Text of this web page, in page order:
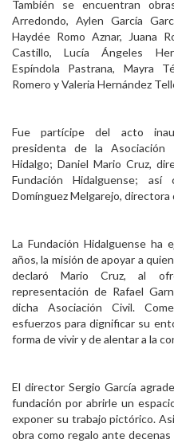
También se encuentran
Arredondo, Aylen García
Haydée Romo Aznar, Juana
Castillo, Lucía Ángeles
Espíndola Pastrana, Mayra
Romero y Valeria Hernández
Fue partícipe del acto
presidenta de la
Hidalgo; Daniel Mario Cruz,
Fundación Hidalguense;
Domínguez Melgarejo, directora
La Fundación Hidalguense ha
años, la misión de apoyar a
declaró Mario Cruz, al
representación de Rafael
dicha Asociación Civil.
esfuerzos para dignificar su
forma de vivir y de alentar a la
El director Sergio García
fundación por abrirle un
exponer su trabajo pictórico.
obra como regalo ante